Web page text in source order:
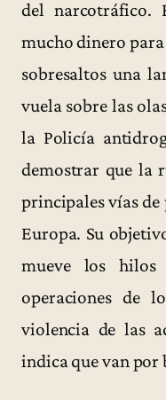
del narcotráfico.
mucho dinero para
sobresaltos una
vuela sobre las
la Policía
demostrar que la
principales vías de
Europa. Su
mueve los hilos
operaciones de
violencia de las
indica que van por